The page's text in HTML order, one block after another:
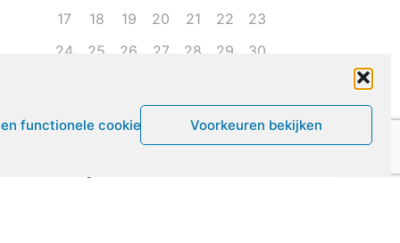
functionele cookies Voorkeuren bekijken
17
18 19 20 21 22
23
24
25 26 27 28 29
30
Leven met ME/CVS en POTS